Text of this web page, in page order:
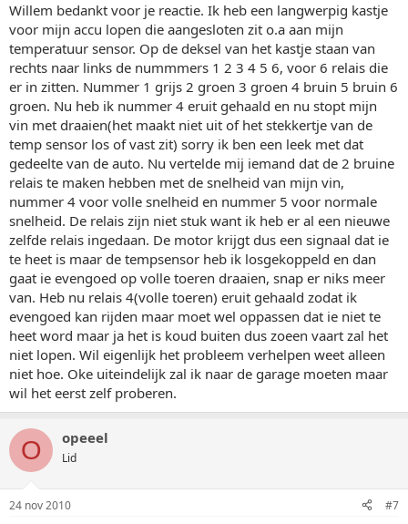
Willem bedankt voor je reactie. Ik heb een langwerpig kastje
voor mijn accu lopen die aangesloten zit o.a aan mijn
temperatuur sensor. Op de deksel van het kastje staan van
rechts naar links de nummmers 1 2 3 4 5 6, voor 6 relais die
er in zitten. Nummer 1 grijs 2 groen 3 groen 4 bruin 5 bruin 6
groen. Nu heb ik nummer 4 eruit gehaald en nu stopt mijn
vin met draaien(het maakt niet uit of het stekkertje van de
temp sensor los of vast zit) sorry ik ben een leek met dat
gedeelte van de auto. Nu vertelde mij iemand dat de 2 bruine
relais te maken hebben met de snelheid van mijn vin,
nummer 4 voor volle snelheid en nummer 5 voor normale
snelheid. De relais zijn niet stuk want ik heb er al een nieuwe
zelfde relais ingedaan. De motor krijgt dus een signaal dat ie
te heet is maar de tempsensor heb ik losgekoppeld en dan
gaat ie evengoed op volle toeren draaien, snap er niks meer
van. Heb nu relais 4(volle toeren) eruit gehaald zodat ik
evengoed kan rijden maar moet wel oppassen dat ie niet te
heet word maar ja het is koud buiten dus zoeen vaart zal het
niet lopen. Wil eigenlijk het probleem verhelpen weet alleen
niet hoe. Oke uiteindelijk zal ik naar de garage moeten maar
wil het eerst zelf proberen.
O opeeel
Lid
24 nov 2010 #7